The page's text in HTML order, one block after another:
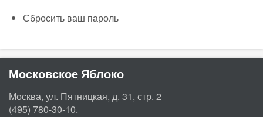
Сбросить ваш пароль
Московское Яблоко
Москва, ул. Пятницкая, д. 31, стр. 2
(495) 780-30-10.